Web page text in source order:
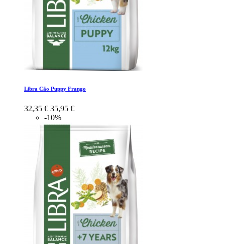
Libra Cão Puppy Frango
32,35 € 35,95 €
-10%